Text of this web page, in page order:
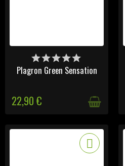
DERNIERS ARTICLES EN
STOCK
Plagron Green Sensation
22,90 €